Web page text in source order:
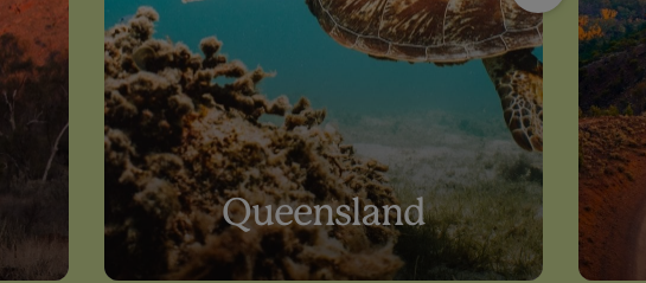
Queensland